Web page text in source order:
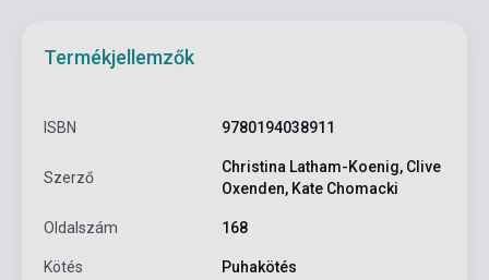
Termékjellemzők
ISBN 9780194038911
Szerző
Christina Latham-Koenig, Clive
Oxenden, Kate Chomacki
Oldalszám 168
Kötés Puhakötés